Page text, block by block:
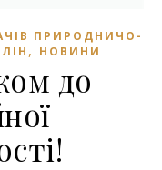
ПРИРОДНИЧО-
, НОВИНИ
до